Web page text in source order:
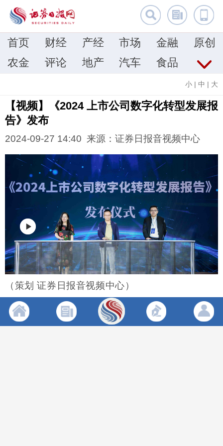
首页 财经 产经 市场 金融
原创
农金
评论 地产 汽车 食品
小 | 中 | 大
【视频】《2024 上市公司数字化转型发展报
告》发布
2024-09-27 14:40 来源：证券日报音视频中心
（策划 证券日报音视频中心）